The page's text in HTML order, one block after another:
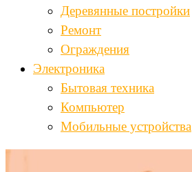
Деревянные постройки
Ремонт
Ограждения
Электроника
Бытовая техника
Компьютер
Мобильные устройства